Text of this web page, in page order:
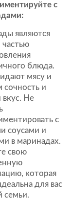
с
являются
частью
блюда.
мясу и
и
Не
с
соусами и
в маринадах.
свою
которая
для вас
семьи.